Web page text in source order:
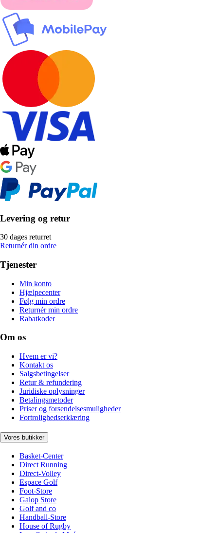
Levering og retur
30 dages returret
Returnér din ordre
Tjenester
Min konto
Hjælpecenter
Følg min ordre
Returnér min ordre
Rabatkoder
Om os
Hvem er vi?
Kontakt os
Salgsbetingelser
Retur & refundering
Juridiske oplysninger
Betalingsmetoder
Priser og forsendelsesmuligheder
Fortrolighedserklæring
Vores butikker
Basket-Center
Direct Running
Direct-Volley
Espace Golf
Foot-Store
Galop Store
Golf and co
Handball-Store
House of Rugby